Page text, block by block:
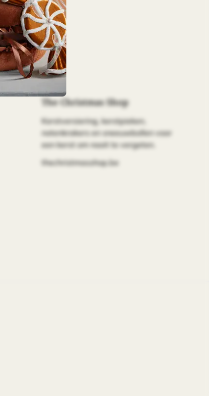
The Christmas Shop
Kerstversiering, kerstpieken,
notenkrakers en sneeuwbollen voor
een kerst om nooit te vergeten.
thechristmasshop.be